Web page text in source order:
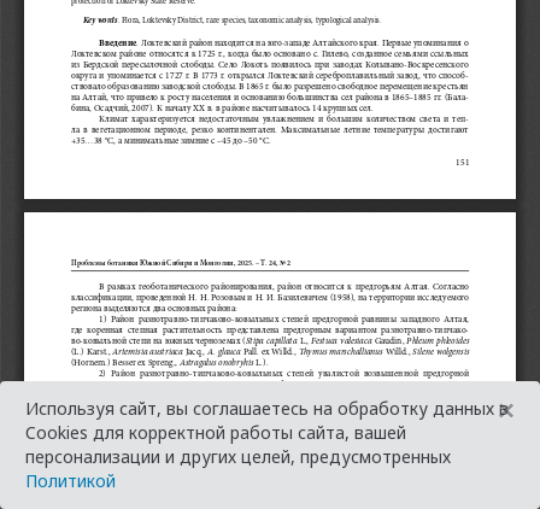
Используя сайт, вы соглашаетесь на обработку данных в
Cookies для корректной работы сайта, вашей
персонализации и других целей, предусмотренных
Политикой
×